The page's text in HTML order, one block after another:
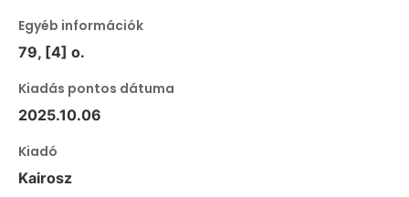
Egyéb információk
79, [4] o.
Kiadás pontos dátuma
2025.10.06
Kiadó
Kairosz